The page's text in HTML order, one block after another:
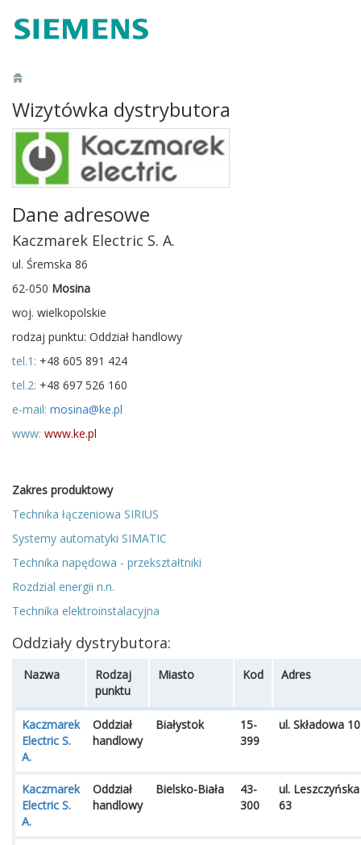
Wizytówka dystrybutora
Dane adresowe
Kaczmarek Electric S. A.
ul. Śremska 86
62-050 Mosina
woj. wielkopolskie
rodzaj punktu: Oddział handlowy
tel.1: +48 605 891 424
tel.2: +48 697 526 160
e-mail: mosina@ke.pl
www: www.ke.pl
Zakres produktowy
Technika łączeniowa SIRIUS
Systemy automatyki SIMATIC
Technika napędowa - przekształtniki
Rozdzial energii n.n.
Technika elektroinstalacyjna
Oddziały dystrybutora:
Nazwa
Rodzaj
punktu
Miasto Kod Adres
Kaczmarek
Electric S.
A.
Oddział
handlowy
Białystok
15-
399
ul. Składowa 10
Kaczmarek
Electric S.
A.
Oddział
handlowy
Bielsko-Biała
43-
300
ul. Leszczyńska
63